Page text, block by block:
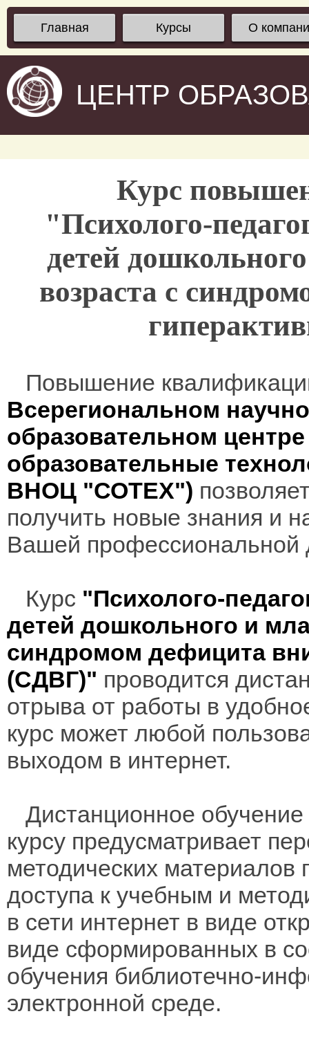
Главная Курсы О
ЦЕНТР
Курс
"Психолого-
детей
возраста с
Повышение
Всерегиональном
образовательном
образовательные
ВНОЦ "СОТЕХ")
получить новые знания и
Вашей профессиональной
Курс "Психолого-
детей дошкольного и
синдромом дефицита
(СДВГ)" проводится
отрыва от работы в
курс может любой
выходом в интернет.
Дистанционное
курсу предусматривает
методических материалов
доступа к учебным и
в сети интернет в виде
виде сформированных в
обучения библиотечно-
электронной среде.